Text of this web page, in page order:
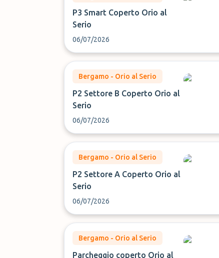
P3 Smart Coperto Orio al
Serio
06/07/2026
Bergamo - Orio al Serio
P2 Settore B Coperto Orio al
Serio
06/07/2026
Bergamo - Orio al Serio
P2 Settore A Coperto Orio al
Serio
06/07/2026
Bergamo - Orio al Serio
Parcheggio coperto Orio al